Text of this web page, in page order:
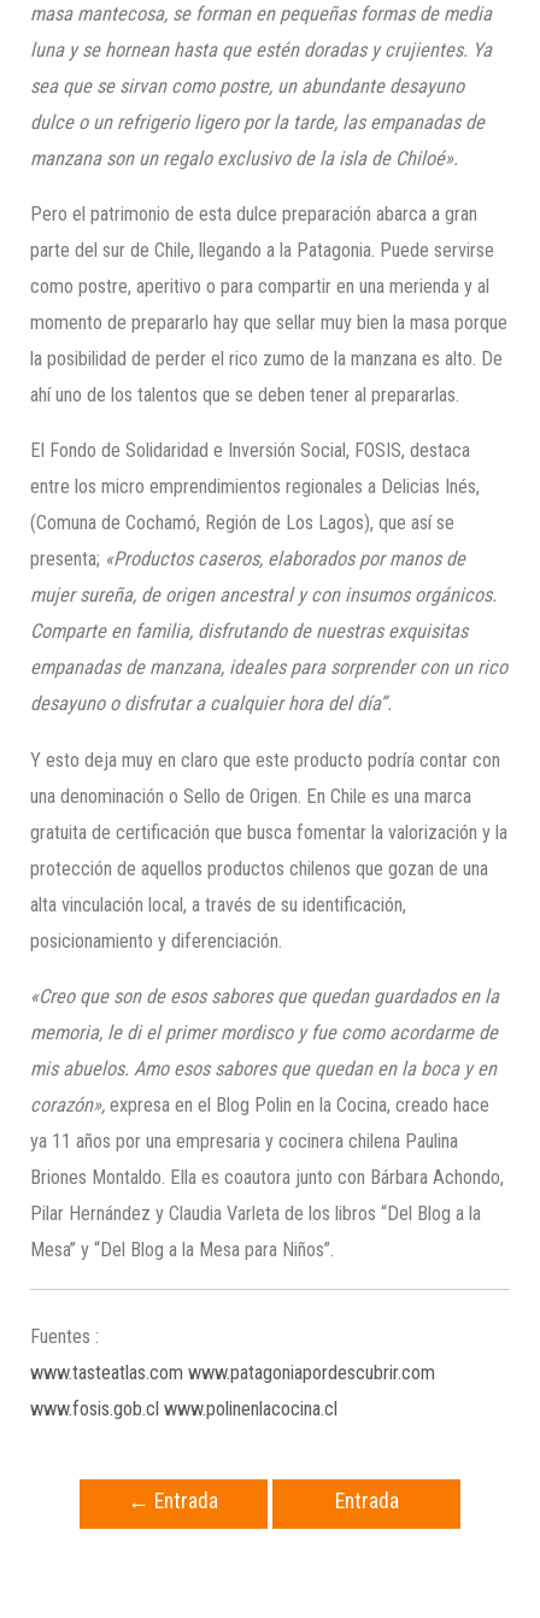
masa mantecosa, se forman en pequeñas formas de media
luna y se hornean hasta que estén doradas y crujientes. Ya
sea que se sirvan como postre, un abundante desayuno
dulce o un refrigerio ligero por la tarde, las empanadas de
manzana son un regalo exclusivo de la isla de Chiloé».
Pero el patrimonio de esta dulce preparación abarca a gran
parte del sur de Chile, llegando a la Patagonia. Puede servirse
como postre, aperitivo o para compartir en una merienda y al
momento de prepararlo hay que sellar muy bien la masa porque
la posibilidad de perder el rico zumo de la manzana es alto. De
ahí uno de los talentos que se deben tener al prepararlas.
El Fondo de Solidaridad e Inversión Social, FOSIS, destaca
entre los micro emprendimientos regionales a Delicias Inés,
(Comuna de Cochamó, Región de Los Lagos), que así se
presenta; «Productos caseros, elaborados por manos de
mujer sureña, de origen ancestral y con insumos orgánicos.
Comparte en familia, disfrutando de nuestras exquisitas
empanadas de manzana, ideales para sorprender con un rico
desayuno o disfrutar a cualquier hora del día”.
Y esto deja muy en claro que este producto podría contar con
una denominación o Sello de Origen. En Chile es una marca
gratuita de certificación que busca fomentar la valorización y la
protección de aquellos productos chilenos que gozan de una
alta vinculación local, a través de su identificación,
posicionamiento y diferenciación.
«Creo que son de esos sabores que quedan guardados en la
memoria, le di el primer mordisco y fue como acordarme de
mis abuelos. Amo esos sabores que quedan en la boca y en
corazón», expresa en el Blog Polin en la Cocina, creado hace
ya 11 años por una empresaria y cocinera chilena Paulina
Briones Montaldo. Ella es coautora junto con Bárbara Achondo,
Pilar Hernández y Claudia Varleta de los libros “Del Blog a la
Mesa” y “Del Blog a la Mesa para Niños”.
Fuentes :
www.tasteatlas.com www.patagoniapordescubrir.com
www.fosis.gob.cl www.polinenlacocina.cl
← Entrada
Entrada